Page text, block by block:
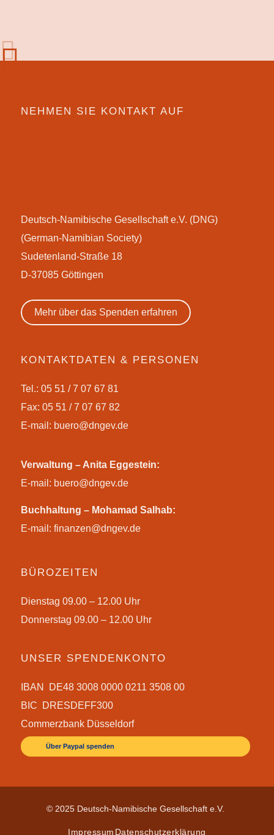
NEHMEN SIE KONTAKT AUF
Deutsch-Namibische Gesellschaft e.V. (DNG)
(German-Namibian Society)
Sudetenland-Straße 18
D-37085 Göttingen
Mehr über das Spenden erfahren
KONTAKTDATEN & PERSONEN
Tel.: 05 51 / 7 07 67 81
Fax: 05 51 / 7 07 67 82
E-mail: buero@dngev.de
Verwaltung – Anita Eggestein:
E-mail: buero@dngev.de
Buchhaltung – Mohamad Salhab:
E-mail: finanzen@dngev.de
BÜROZEITEN
Dienstag 09.00 – 12.00 Uhr
Donnerstag 09.00 – 12.00 Uhr
UNSER SPENDENKONTO
IBAN DE48 3008 0000 0211 3508 00
BIC DRESDEFF300
Commerzbank Düsseldorf
Über Paypal spenden
© 2025 Deutsch-Namibische Gesellschaft e.V.
Impressum Datenschutzerklärung